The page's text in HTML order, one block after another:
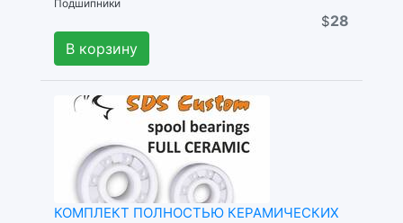
Подшипники
$28
В корзину
КОМПЛЕКТ ПОЛНОСТЬЮ КЕРАМИЧЕСКИХ